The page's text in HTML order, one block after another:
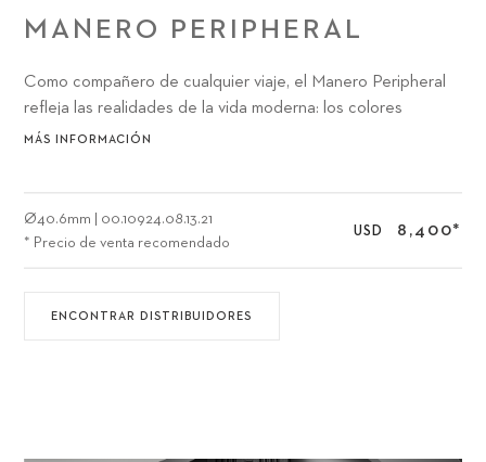
MANERO PERIPHERAL
Como compañero de cualquier viaje, el Manero Peripheral
refleja las realidades de la vida moderna: los colores
naturales nos recuerdan que hay que tomarse un descanso
retos del mañana.
MÁS INFORMACIÓN
Ø40.6mm
00.10924.08.13.21
* Precio de venta recomendado
USD 8,400*
ENCONTRAR DISTRIBUIDORES